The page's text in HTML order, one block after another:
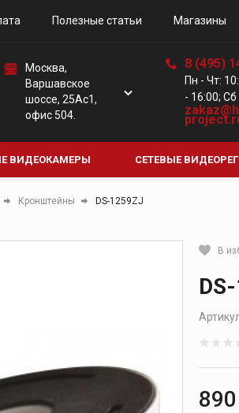
Полезные статьи Магазины
Москва,
Варшавское
шоссе, 25Ас1,
офис 504.
8 (495)
Пн - Чт:
- 16:00;
ВИДЕОКАМЕРЫ СЕТЕВЫЕ
КАМЕРЫ ЦИФРОВЫЕ
Кронштейны DS-1259ZJ
В
Кликните, чтобы